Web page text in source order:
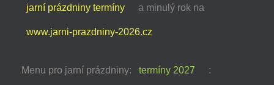
jarní prázdniny termíny a minulý rok na
www.jarni-prazdniny-2026.cz
Menu pro jarní prázdniny: termíny 2027 :